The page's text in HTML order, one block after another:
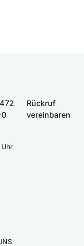
Rückruf
vereinbaren